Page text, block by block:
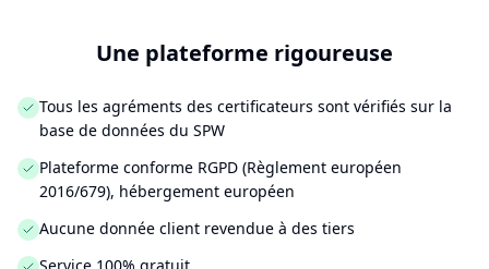
Une plateforme rigoureuse
Tous les agréments des certificateurs sont vérifiés sur la
base de données du SPW
Plateforme conforme RGPD (Règlement européen
2016/679), hébergement européen
Aucune donnée client revendue à des tiers